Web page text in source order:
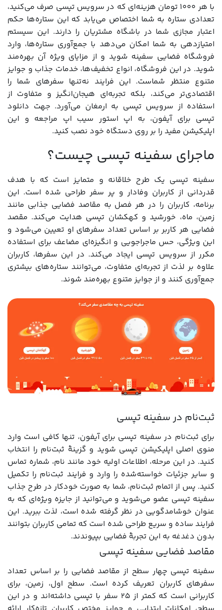
با هر ۱۰۰۰ تومان هزینه‌ای که در سرویس تپسی صرف می‌کنید،
تعدادی ستاره به شما اختصاص می‌یابد که این ستاره‌ها حکم
اعتبار مجازی شما در باشگاه مشتریان را دارند. این سیستم
امتیازدهی به شما امکان می‌دهد با جمع‌آوری ستاره‌ها، وارد
فروشگاه فضایی سفینه شوید و از مزایای ویژه آن بهره‌مند
شوید. در این فروشگاه، انواع تخفیف‌ها، خدمات جذاب و جوایز
متنوع منتظر شماست. این فرایند نه‌تنها سفرهای شما را
اقتصادی‌تر می‌کند، بلکه تجربه‌ای هیجان‌انگیز و متفاوت از
استفاده از سرویس تپسی به ارمغان می‌آورد. جهت دانلود
تپسی برای آیفون، به اپ استور سیب اپ مراجعه و این
اپلیکیشن مفید را بر روی دستگاه خود نصب کنید.
ماجرای سفینه تپسی چیست؟
سفینه تپسی یک طرح خلاقانه و متمایز است که با هدف
قدردانی از کاربران وفادار و پر سفر طراحی شده است. این
برنامه، کاربران را در هر فصل به مقاصد فضایی جذابی مانند
زمین، ماه، خورشید و کهکشان تپسی هدایت می‌کند. مقصد
فضایی هر کاربر بر اساس تعداد سفرهای او تعیین می‌شود و
این ویژگی، حس ماجراجویی و انگیزه‌ای مضاعف برای استفاده
مکرر از سرویس تپسی ایجاد می‌کند. در این سفرها، کاربران
علاوه بر لذت از تجربه‌ای متفاوت، می‌توانند ستاره‌های بیشتری
جمع‌آوری کنند و از جوایز متنوع بهره‌مند شوند.
ثبت‌نام در سفینه تپسی
برای ثبت‌نام در سفینه تپسی برای آیفون، تنها کافی است وارد
منوی اصلی اپلیکیشن تپسی شوید و گزینۀ ثبت‌نام را انتخاب
کنید. در این مرحله، اطلاعات اولیه خود مانند نام، شماره تماس
و سایر جزئیات خواسته‌شده را وارد و فرایند ثبت‌نام را تکمیل
کنید. پس از اتمام ثبت‌نام، شما به صورت خودکار در طرح جذاب
سفینه تپسی عضو می‌شوید و می‌توانید از جایزه ویژه‌ای که به
عنوان خوشامدگویی در نظر گرفته شده است، لذت ببرید. این
فرایند ساده و سریع طراحی شده است که تمامی کاربران بتوانند
بدون دغدغه به این تجربۀ فضایی بپیوندند.
مقاصد فضایی سفینه تپسی
سفینه تپسی چهار سطح از مقاصد فضایی را بر اساس تعداد
سفرهای کاربران تعریف کرده است. سطح اول، زمین، برای
کاربرانی است که کمتر از ۲۵ سفر با تپسی داشته‌اند و در این